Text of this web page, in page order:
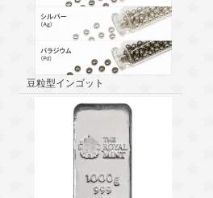
豆粒型インゴット